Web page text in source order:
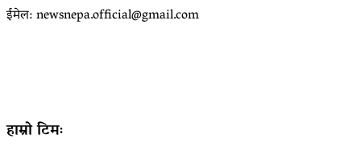
ईमेल: newsnepa.official@gmail.com
हाम्रो टिमः